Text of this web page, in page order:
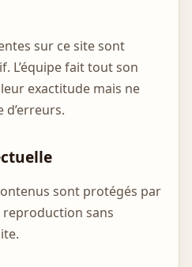
sur ce site sont
L’équipe fait tout son
exactitude mais ne
d’erreurs.
sont protégés par
reproduction sans